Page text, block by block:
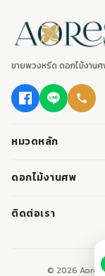
ขายพวงหรีด ดอกไม้งานศ
หมวดหลัก
พวงหรีด
พวงหรีดมาลา
หรีดหนังสือ
ดอกไม้งานศพ
ดอกไม้หน้าศพ
ติดต่อเรา
© 2026